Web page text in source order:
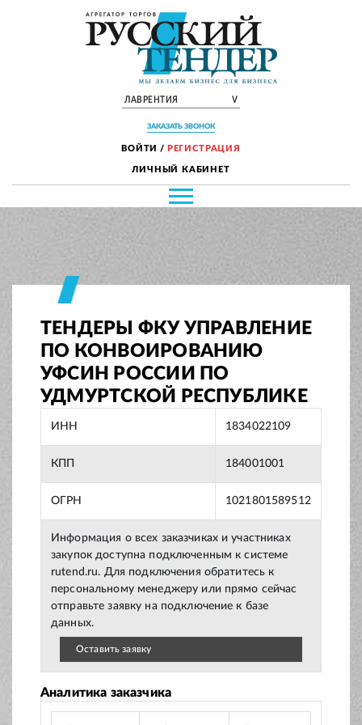
ЛАВРЕНТИЯ V
ЗАКАЗАТЬ ЗВОНОК
ВОЙТИ / РЕГИСТРАЦИЯ
ЛИЧНЫЙ КАБИНЕТ
ТЕНДЕРЫ ФКУ УПРАВЛЕНИЕ
ПО КОНВОИРОВАНИЮ
УФСИН РОССИИ ПО
УДМУРТСКОЙ РЕСПУБЛИКЕ
ИНН 1834022109
КПП 184001001
ОГРН 1021801589512
Информация о всех заказчиках и участниках
закупок доступна подключенным к системе
rutend.ru. Для подключения обратитесь к
персональному менеджеру или прямо сейчас
отправьте заявку на подключение к базе
данных.
Оставить заявку
Аналитика заказчика